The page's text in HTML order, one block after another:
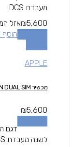
מעבדת DCS
₪5,600
אזל
הוסף
APPLE
מכשיר IPHONE 13 PRO MAX 256GB GREEN DUAL SIM
₪5,600
דגם
לשנה מעבדת DCS